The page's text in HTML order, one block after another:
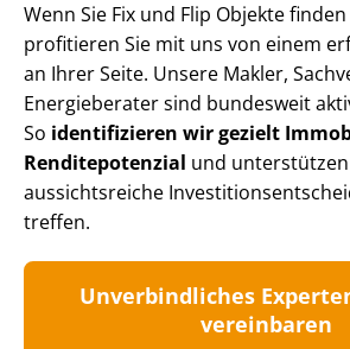
Wenn Sie Fix und Flip Objekte
profitieren Sie mit uns von einem
an Ihrer Seite. Unsere Makler,
Energieberater sind bundesweit
So identifizieren wir gezielt
Ren­di­te­po­ten­zi­al und unterstützen
aussichtsreiche
treffen.
Unverbindliches
vereinbaren